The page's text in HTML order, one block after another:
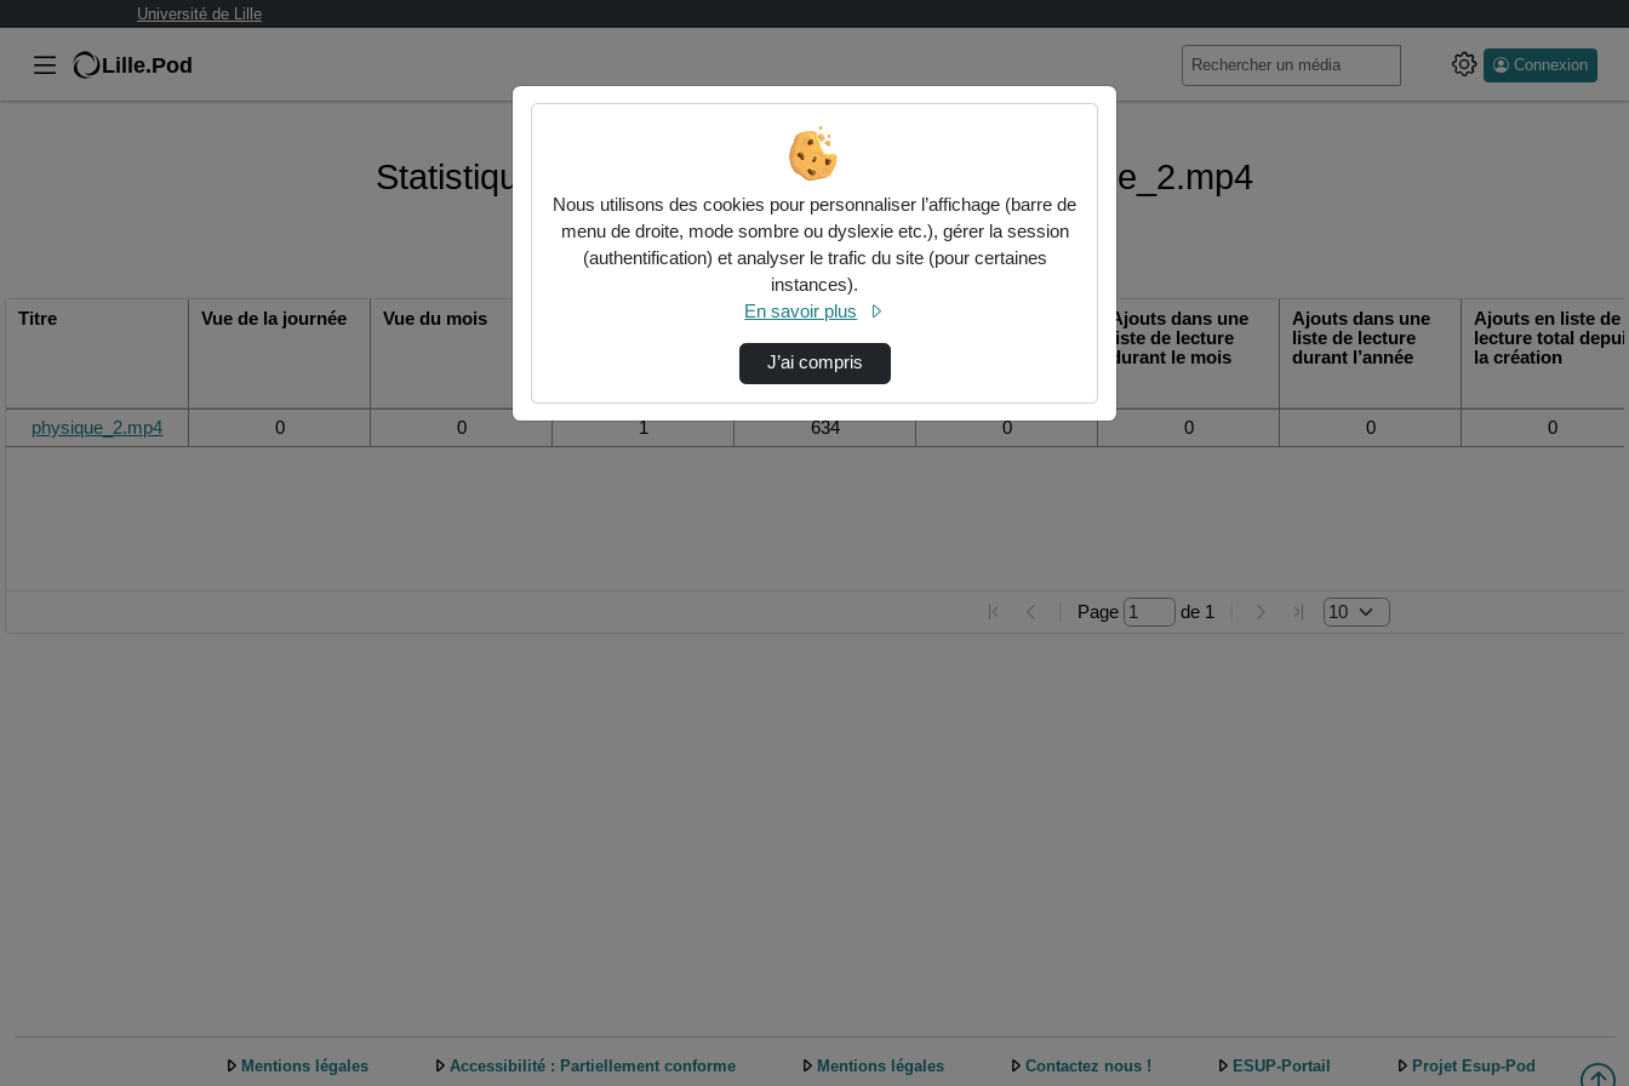
Université de Lille
Lille.Pod Connexion
Statistiques de visualisation de la vidéo Physique_2.mp4
Modifier la période de
visualisation
Titre Vue de la journée Vue du mois
Vue totale depuis
Ajouts dans une
liste de lecture
durant le mois
Ajouts dans une
liste de lecture
durant l’année
Ajouts en liste de
lecture total
la création
physique_2.mp4 0 0 1 634 0 0 0 0
Page de 1
Mentions légales Accessibilité : Partiellement conforme Mentions légales Contactez nous ! ESUP-Portail Projet Esup-Pod
Nous utilisons des cookies pour personnaliser l’affichage (barre de
menu de droite, mode sombre ou dyslexie etc.), gérer la session
(authentification) et analyser le trafic du site (pour certaines
instances).
En savoir plus
J’ai compris